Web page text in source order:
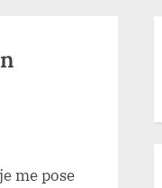
me pose